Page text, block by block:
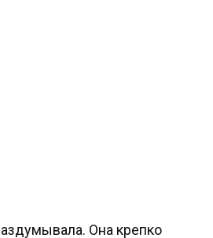
Она крепко